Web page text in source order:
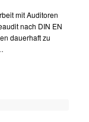
mit Auditoren
nach DIN EN
dauerhaft zu